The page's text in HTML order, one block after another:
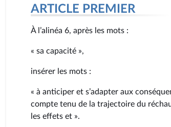
26 avril 2024
26 avril 2024
26 avril 2024
26 avril 2024
ARTICLE PREMIER
À l’alinéa 6, après les mots :
« sa capacité »,
insérer les mots :
« à anticiper et s’adapter aux
compte tenu de la trajectoire du
les effets et ».